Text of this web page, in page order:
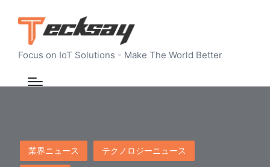
Focus on IoT Solutions - Make The World Better
Posted
in
業界ニュース テクノロジーニュース